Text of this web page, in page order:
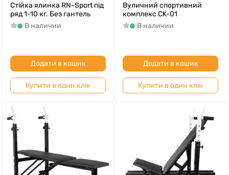
Стійка ялинка RN-Sport під
ряд 1-10 кг. Без гантель
В наличии
Додати в кошик
Купити в один клік
Вуличний спортивний
комплекс CK-01
В наличии
Додати в кошик
Купити в один клік